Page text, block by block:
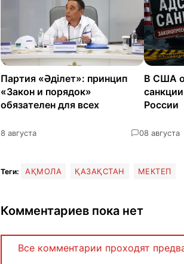
Партия «Әділет»: принцип
«Закон и порядок»
обязателен для всех
8 августа 0
В США
России
8 августа
Теги: АҚМОЛА ҚАЗАҚСТАН МЕКТЕП
Комментариев пока нет
Все комментарии проходят